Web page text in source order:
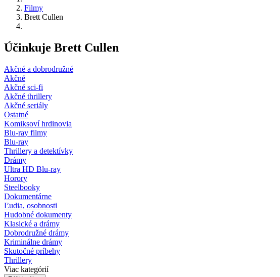
Filmy
Brett Cullen
Účinkuje Brett Cullen
Akčné a dobrodružné
Akčné
Akčné sci-fi
Akčné thrillery
Akčné seriály
Ostatné
Komiksoví hrdinovia
Blu-ray filmy
Blu-ray
Thrillery a detektívky
Drámy
Ultra HD Blu-ray
Horory
Steelbooky
Dokumentárne
Ľudia, osobnosti
Hudobné dokumenty
Klasické a drámy
Dobrodružné drámy
Kriminálne drámy
Skutočné príbehy
Thrillery
Viac kategórií